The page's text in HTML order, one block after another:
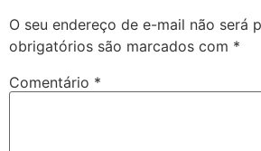
O seu endereço de e-mail não será
obrigatórios são marcados com *
Comentário *